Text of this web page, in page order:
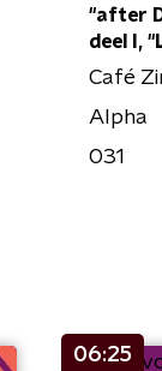
"after
deel I,
Café
Alpha
031
06:25